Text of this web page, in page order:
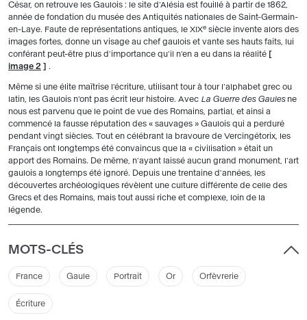
César, on retrouve les Gaulois : le site d'Alésia est fouillé à partir de 1862,
année de fondation du musée des Antiquités nationales de Saint-Germain-
en-Laye. Faute de représentations antiques, le XIXe siècle invente alors des
images fortes, donne un visage au chef gaulois et vante ses hauts faits, lui
conférant peut-être plus d'importance qu'il n'en a eu dans la réalité [
image 2 ] .
Même si une élite maîtrise l'écriture, utilisant tour à tour l'alphabet grec ou
latin, les Gaulois n'ont pas écrit leur histoire. Avec La Guerre des Gaulesne
nous est parvenu que le point de vue des Romains, partial, et ainsi a
commencé la fausse réputation des « sauvages » Gaulois qui a perduré
pendant vingt siècles. Tout en célébrant la bravoure de Vercingétorix, les
Français ont longtemps été convaincus que la « civilisation » était un
apport des Romains. De même, n'ayant laissé aucun grand monument, l'art
gaulois a longtemps été ignoré. Depuis une trentaine d'années, les
découvertes archéologiques révèlent une culture différente de celle des
Grecs et des Romains, mais tout aussi riche et complexe, loin de la
légende.
MOTS-CLÉS
France Gaule Portrait Or Orfèvrerie
Écriture